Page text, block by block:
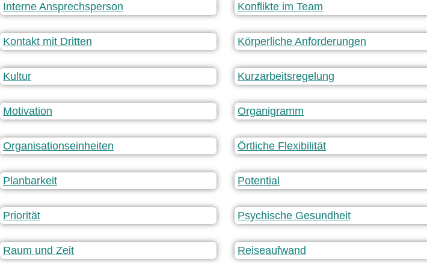
Interne Ansprechsperson Konflikte im Team
Kontakt mit Dritten Körperliche Anforderungen
Kultur Kurzarbeitsregelung
Motivation Organigramm
Organisationseinheiten Örtliche Flexibilität
Planbarkeit Potential
Priorität Psychische Gesundheit
Raum und Zeit Reiseaufwand